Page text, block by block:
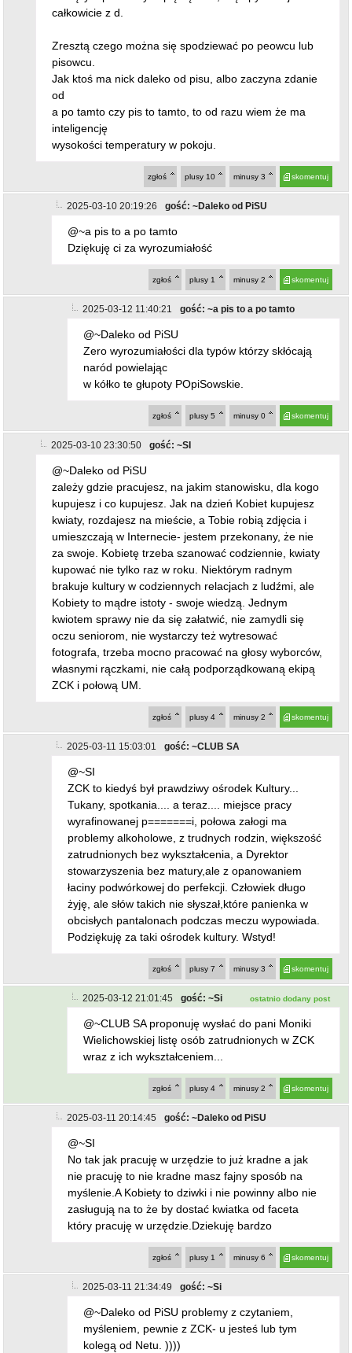
całkowicie z d.
Zresztą czego można się spodziewać po peowcu lub
pisowcu.
Jak ktoś ma nick daleko od pisu, albo zaczyna zdanie
od
a po tamto czy pis to tamto, to od razu wiem że ma
inteligencję
wysokości temperatury w pokoju.
skomentuj
minusy 3
plusy 10
zgłoś
2025-03-10 20:19:26 gość: ~Daleko od PiSU
@~a pis to a po tamto
Dziękuję ci za wyrozumiałość
skomentuj
minusy 2
plusy 1
zgłoś
2025-03-12 11:40:21 gość: ~a pis to a po tamto
@~Daleko od PiSU
Zero wyrozumiałości dla typów którzy skłócają
naród powielając
w kółko te głupoty POpiSowskie.
skomentuj
minusy 0
plusy 5
zgłoś
2025-03-10 23:30:50 gość: ~SI
@~Daleko od PiSU
zależy gdzie pracujesz, na jakim stanowisku, dla kogo
kupujesz i co kupujesz. Jak na dzień Kobiet kupujesz
kwiaty, rozdajesz na mieście, a Tobie robią zdjęcia i
umieszczają w Internecie- jestem przekonany, że nie
za swoje. Kobietę trzeba szanować codziennie, kwiaty
kupować nie tylko raz w roku. Niektórym radnym
brakuje kultury w codziennych relacjach z ludźmi, ale
Kobiety to mądre istoty - swoje wiedzą. Jednym
kwiotem sprawy nie da się załatwić, nie zamydli się
oczu seniorom, nie wystarczy też wytresować
fotografa, trzeba mocno pracować na głosy wyborców,
własnymi rączkami, nie całą podporządkowaną ekipą
ZCK i połową UM.
skomentuj
minusy 2
plusy 4
zgłoś
2025-03-11 15:03:01 gość: ~CLUB SA
@~SI
ZCK to kiedyś był prawdziwy ośrodek Kultury...
Tukany, spotkania.... a teraz.... miejsce pracy
wyrafinowanej p=======i, połowa załogi ma
problemy alkoholowe, z trudnych rodzin, większość
zatrudnionych bez wykształcenia, a Dyrektor
stowarzyszenia bez matury,ale z opanowaniem
łaciny podwórkowej do perfekcji. Człowiek długo
żyję, ale słów takich nie słyszał,które panienka w
obcisłych pantalonach podczas meczu wypowiada.
Podziękuję za taki ośrodek kultury. Wstyd!
skomentuj
minusy 3
plusy 7
zgłoś
2025-03-12 21:01:45 gość: ~Si ostatnio dodany post
@~CLUB SA proponuję wysłać do pani Moniki
Wielichowskiej listę osób zatrudnionych w ZCK
wraz z ich wykształceniem...
skomentuj
minusy 2
plusy 4
zgłoś
2025-03-11 20:14:45 gość: ~Daleko od PiSU
@~SI
No tak jak pracuję w urzędzie to już kradne a jak
nie pracuję to nie kradne masz fajny sposób na
myślenie.A Kobiety to dziwki i nie powinny albo nie
zasługują na to że by dostać kwiatka od faceta
który pracuję w urzędzie.Dziekuję bardzo
skomentuj
minusy 6
plusy 1
zgłoś
2025-03-11 21:34:49 gość: ~Si
@~Daleko od PiSU problemy z czytaniem,
myśleniem, pewnie z ZCK- u jesteś lub tym
kolegą od Netu. ))))